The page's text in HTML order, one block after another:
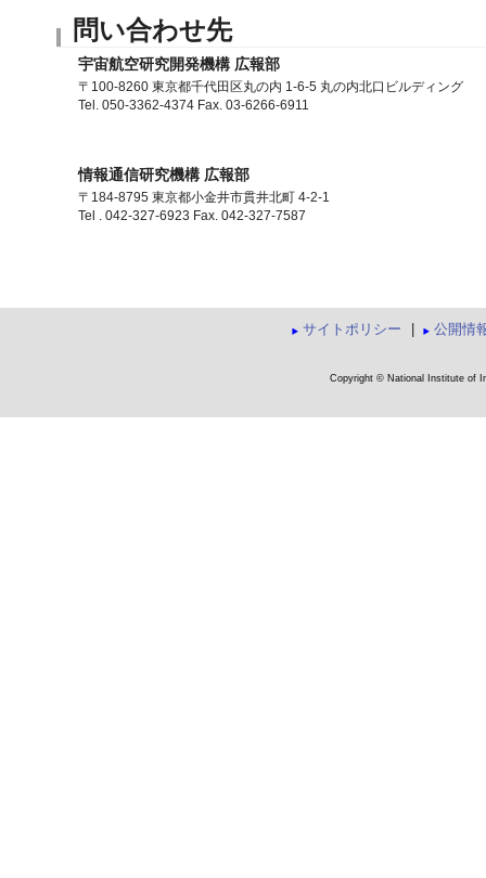
問い合わせ先
宇宙航空研究開発機構 広報部
〒100-8260 東京都千代田区丸の内 1-6-5 丸の内北口ビルディング
Tel. 050-3362-4374 Fax. 03-6266-6911
情報通信研究機構 広報部
〒184-8795 東京都小金井市貫井北町 4-2-1
Tel . 042-327-6923 Fax. 042-327-7587
サイトポリシー 公開情
Copyright © National Institute of